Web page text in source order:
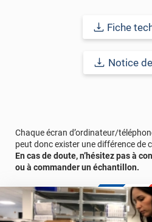
Pour être sûr(e) de votre choix
grâce à nos échantillons gratuits,
demande.
Fiche
Notice
Chaque écran d’ordinateur/
peut donc exister une différence de
En cas de doute, n’hésitez pas à
ou à commander un échantillon.